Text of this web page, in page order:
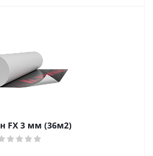
FX 3 мм (36м2)